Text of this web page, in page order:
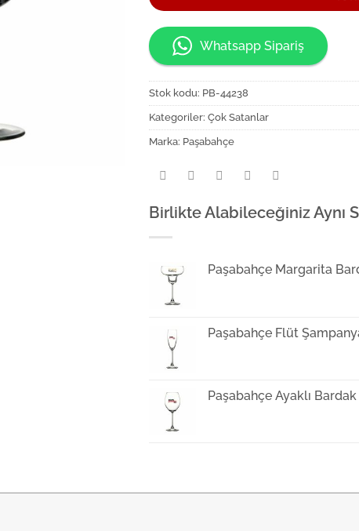
Whatsapp Sipariş
Stok kodu: PB-44238
Kategoriler:Çok Satanlar
Marka: Paşabahçe
Birlikte Alabileceğiniz Aynı
Paşabahçe Margarita
Paşabahçe Flüt
Paşabahçe Ayaklı